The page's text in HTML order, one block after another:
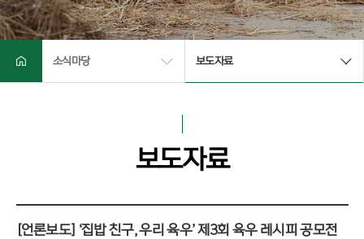
소식마당 보도자료
보도자료
[언론보도] ‘집밥 친구, 우리 육우’ 제3회 육우 레시피 공모전